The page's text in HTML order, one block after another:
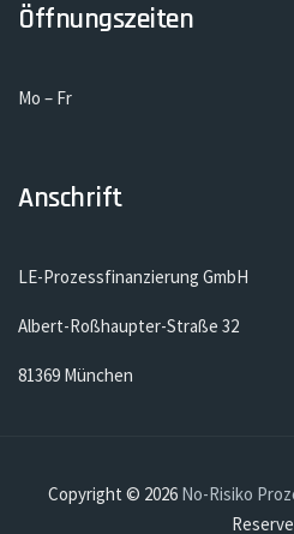
Öffnungszeiten
Mo – Fr
Anschrift
LE-Prozessfinanzierung GmbH
Albert-Roßhaupter-Straße 32
81369 München
Copyright © 2026 No-Risiko